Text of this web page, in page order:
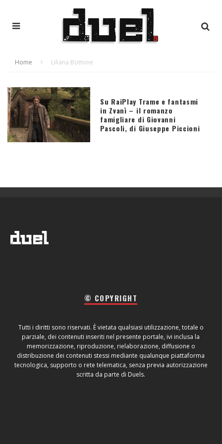
Home Liliana Bottone
Su RaiPlay Trame e fantasmi
in Zvanì – il romanzo
famigliare di Giovanni
Pascoli, di Giuseppe Piccioni
© COPYRIGHT
Tutti i diritti sono riservati. È vietata qualsiasi utilizzazione, totale o
parziale, dei contenuti inseriti nel presente portale, ivi inclusa la
memorizzazione, riproduzione, rielaborazione, diffusione o
distribuzione dei contenuti stessi mediante qualunque piattaforma
tecnologica, supporto o rete telematica, senza previa autorizzazione
scritta da parte di Duels.